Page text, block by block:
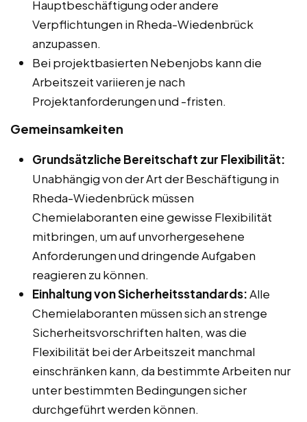
Hauptbeschäftigung oder andere
Verpflichtungen in Rheda-Wiedenbrück
anzupassen.
Bei projektbasierten Nebenjobs kann die
Arbeitszeit variieren je nach
Projektanforderungen und -fristen.
Gemeinsamkeiten
Grundsätzliche Bereitschaft zur Flexibilität:
Unabhängig von der Art der Beschäftigung in
Rheda-Wiedenbrück müssen
Chemielaboranten eine gewisse Flexibilität
mitbringen, um auf unvorhergesehene
Anforderungen und dringende Aufgaben
reagieren zu können.
Einhaltung von Sicherheitsstandards:Alle
Chemielaboranten müssen sich an strenge
Sicherheitsvorschriften halten, was die
Flexibilität bei der Arbeitszeit manchmal
einschränken kann, da bestimmte Arbeiten nur
unter bestimmten Bedingungen sicher
durchgeführt werden können.